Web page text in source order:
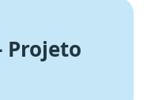
Projeto